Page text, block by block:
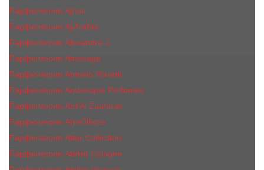
Парфюмерия Ajmal
Парфюмерия Aj Arabia
Парфюмерия Alexandre J.
Парфюмерия Amouage
Парфюмерия Antonio Maretti
Парфюмерия Arabesque Perfumes
Парфюмерия Ard Al Zaafaran
Парфюмерия ArteOlfatto
Парфюмерия Attar Collection
Парфюмерия Atelier Cologne